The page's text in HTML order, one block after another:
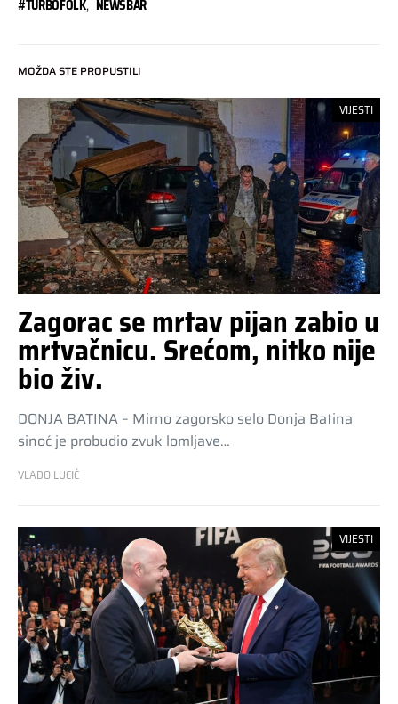
#TURBOFOLK, NEWSBAR
MOŽDA STE PROPUSTILI
VIJESTI
Zagorac se mrtav pijan zabio u
mrtvačnicu. Srećom, nitko nije
bio živ.
DONJA BATINA – Mirno zagorsko selo Donja Batina
sinoć je probudio zvuk lomljave…
VLADO LUCIĆ
VIJESTI